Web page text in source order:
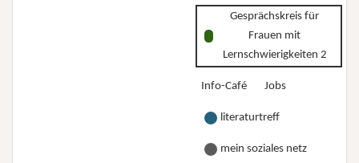
Gesprächskreis für
Frauen mit
Lernschwierigkeiten 2
Info-Café Jobs
literaturtreff
mein soziales netz